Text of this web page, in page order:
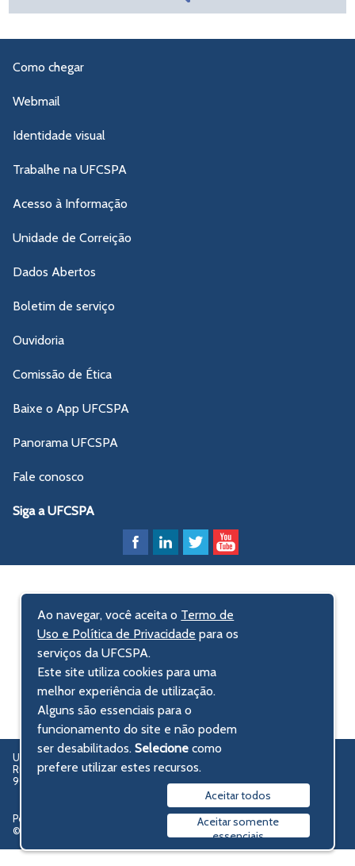
Como chegar
Webmail
Identidade visual
Trabalhe na UFCSPA
Acesso à Informação
Unidade de Correição
Dados Abertos
Boletim de serviço
Ouvidoria
Comissão de Ética
Baixe o App UFCSPA
Panorama UFCSPA
Fale conosco
Siga a UFCSPA
UFCSPA – Universidade Federal de Ciências da Saúde de Porto Alegre
Rua Sarmento Leite, 245 - Centro Histórico
90050-170 Porto Alegre, RS, Brasil
Política de privacidade
© 2009-2026 UFCSPA
Ao navegar, você aceita o Termo de
Uso e Política de Privacidade para os
serviços da UFCSPA.
Este site utiliza cookies para uma
melhor experiência de utilização.
Alguns são essenciais para o
funcionamento do site e não podem
ser desabilitados.Selecionecomo
prefere utilizar estes recursos.
Aceitar todos
Aceitar somente
essenciais